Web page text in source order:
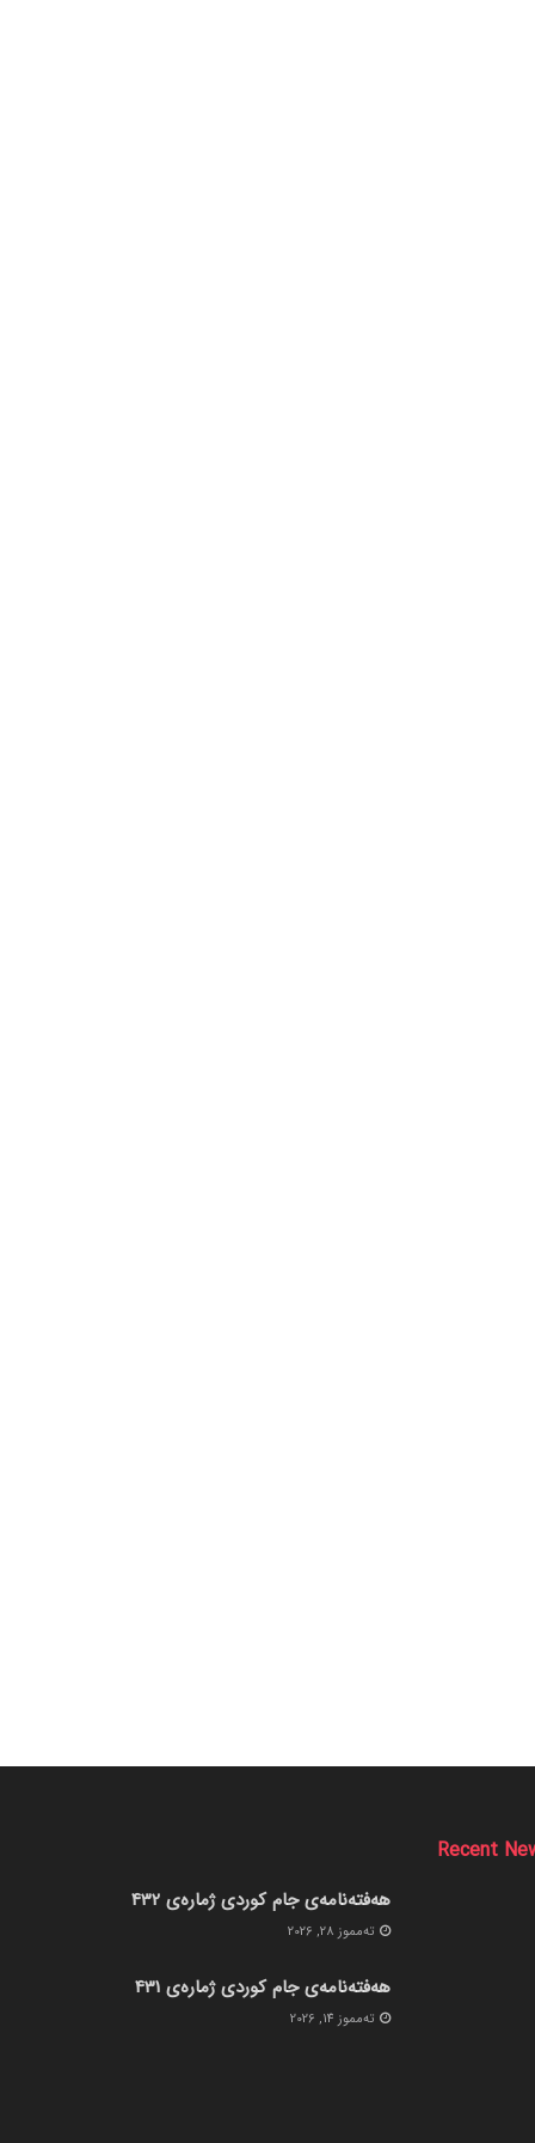
Recent
هەفتەنامەی جام کوردی ژمارەی 432
ته‌مموز 28, 2026
هەفتەنامەی جام کوردی ژمارەی 431
ته‌مموز 14, 2026